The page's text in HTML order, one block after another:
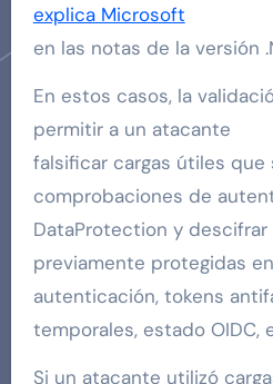
explica Microsoft
en las notas de la versión
En estos casos, la
permitir a un atacante
falsificar cargas útiles que
comprobaciones de
DataProtection y descifrar
previamente protegidas
autenticación, tokens
temporales, estado OIDC,
Si un atacante utilizó